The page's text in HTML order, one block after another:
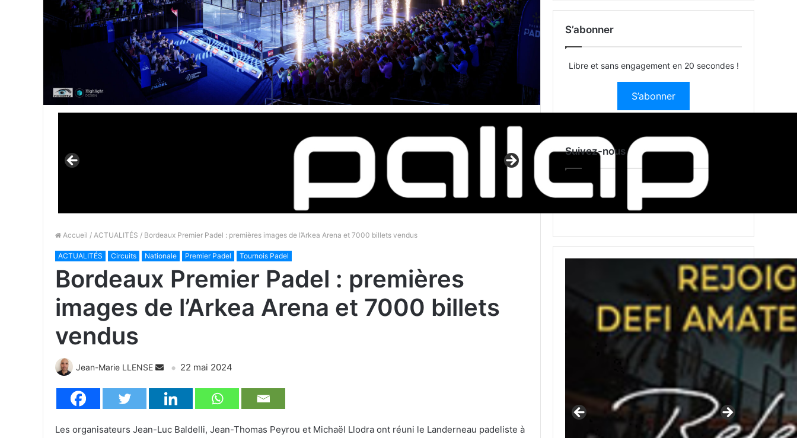
Accueil / ACTUALITÉS / Bordeaux Premier Padel : premières images de l’Arkea Arena et 7000 billets vendus
ACTUALITÉS Circuits Nationale Premier Padel Tournois Padel
Bordeaux Premier Padel : premières
images de l’Arkea Arena et 7000 billets
vendus
Jean-Marie LLENSE 22 mai 2024
Les organisateurs Jean-Luc Baldelli, Jean-Thomas Peyrou et Michaël Llodra ont réuni le Landerneau padeliste à
S’abonner
Libre et sans engagement en 20 secondes !
S’abonner
Suivez-nous